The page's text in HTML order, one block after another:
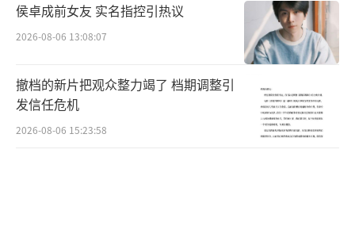
侯卓成前女友 实名指控引热议
2026-08-06 13:08:07
撤档的新片把观众整力竭了 档期调整引
发信任危机
2026-08-06 15:23:58